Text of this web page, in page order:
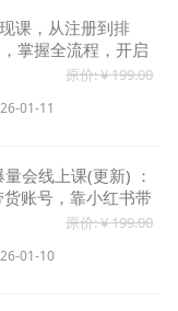
课，从注册到排
掌握全流程，开启
原价: ¥ 199.00
01-11
会线上课(更新) ：
账号，靠小红书带
了！
原价: ¥ 199.00
01-10